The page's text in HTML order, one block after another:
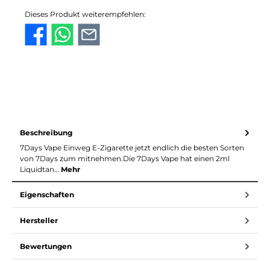
Dieses Produkt weiterempfehlen:
Beschreibung
7Days Vape Einweg E-Zigarette jetzt endlich die besten Sorten
von 7Days zum mitnehmen.Die 7Days Vape hat einen 2ml
Liquidtan… Mehr
Eigenschaften
Hersteller
Bewertungen